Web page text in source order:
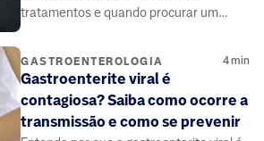
tratamentos e quando procurar um
GASTROENTEROLOGIA 4min
Gastroenterite viral é
contagiosa? Saiba como ocorre a
transmissão e como se prevenir